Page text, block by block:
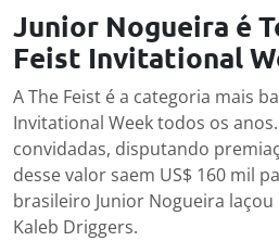
Junior Nogueira é
Feist Invitational
A The Feist é a categoria mais
Invitational Week todos os
convidadas, disputando
desse valor saem US$ 160 mil
brasileiro Junior Nogueira
Kaleb Driggers.